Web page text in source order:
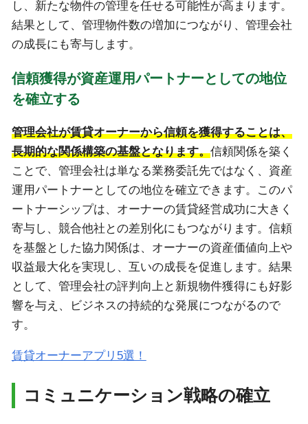
し、新たな物件の管理を任せる可能性が高まります。
結果として、管理物件数の増加につながり、管理会社
の成長にも寄与します。
信頼獲得が資産運用パートナーとしての地位
を確立する
管理会社が賃貸オーナーから信頼を獲得することは、
長期的な関係構築の基盤となります。信頼関係を築く
ことで、管理会社は単なる業務委託先ではなく、資産
運用パートナーとしての地位を確立できます。このパ
ートナーシップは、オーナーの賃貸経営成功に大きく
寄与し、競合他社との差別化にもつながります。信頼
を基盤とした協力関係は、オーナーの資産価値向上や
収益最大化を実現し、互いの成長を促進します。結果
として、管理会社の評判向上と新規物件獲得にも好影
響を与え、ビジネスの持続的な発展につながるので
す。
賃貸オーナーアプリ5選！
コミュニケーション戦略の確立